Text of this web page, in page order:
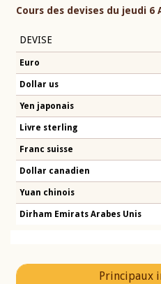
Cours des devises du jeudi 6
DEVISE
Euro
Dollar us
Yen japonais
Livre sterling
Franc suisse
Dollar canadien
Yuan chinois
Dirham Emirats Arabes Unis
Principaux